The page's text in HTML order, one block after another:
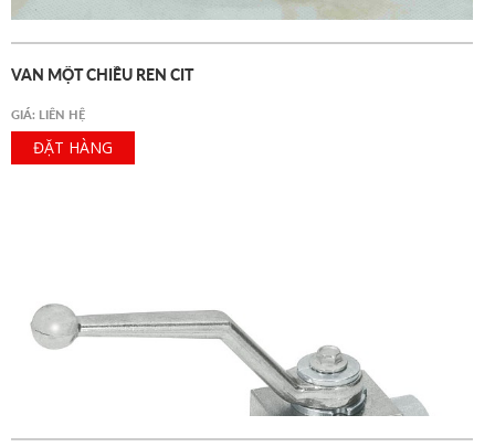
VAN MỘT CHIỀU REN CIT
GIÁ: LIÊN HỆ
ĐẶT HÀNG